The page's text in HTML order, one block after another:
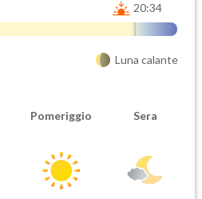
20:34
Luna calante
Pomeriggio Sera